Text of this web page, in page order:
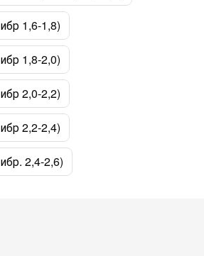
1,6-1,8)
1,8-2,0)
2,0-2,2)
2,2-2,4)
2,4-2,6)